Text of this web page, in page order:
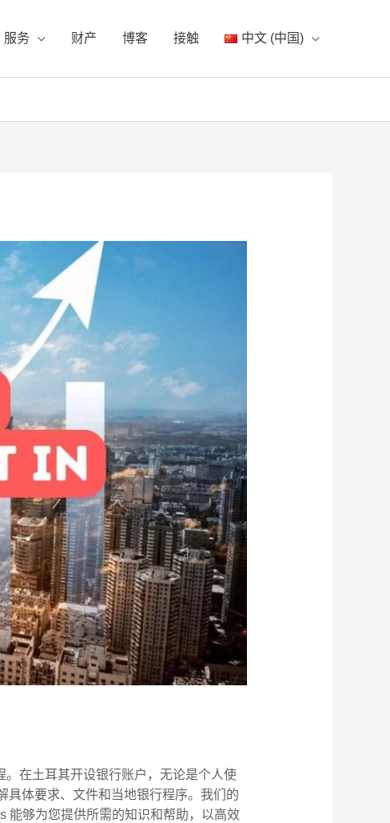
服务 财产 博客 接触 中文 (中国)
在土耳其开设银行账户，无论是个人使
具体要求、文件和当地银行程序。我们的
能够为您提供所需的知识和帮助，以高效